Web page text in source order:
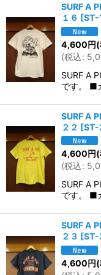
SURF A
１６ [ST-
4,600円
(税込:
SURF A
です。 ■
SURF A
２２ [ST-
4,600円
(税込:
SURF A
です。 ■
SURF A
２３ [
4,600円